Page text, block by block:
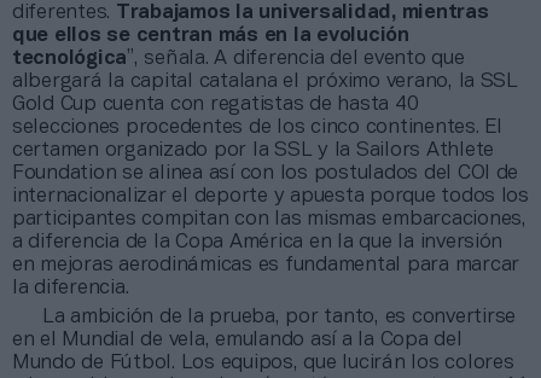
diferentes.
Trabajamos la universalidad, mientras
que ellos se centran más en la evolución
tecnológica”, señala. A diferencia del evento que
albergará la capital catalana el próximo verano, la SSL
Gold Cup cuenta con regatistas de hasta 40
selecciones procedentes de los cinco continentes. El
certamen organizado por la SSL y la Sailors Athlete
Foundation se alinea así con los postulados del COI de
internacionalizar el deporte y apuesta porque todos los
participantes compitan con las mismas embarcaciones,
a diferencia de la Copa América en la que la inversión
en mejoras aerodinámicas es fundamental para marcar
la diferencia.
La ambición de la prueba, por tanto, es convertirse
en el Mundial de vela, emulando así a la Copa del
Mundo de Fútbol. Los equipos, que lucirán los colores